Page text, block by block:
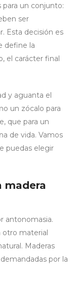
un conjunto:
ser
Esta decisión es
define la
el carácter final
y aguanta el
un zócalo para
que para un
de vida. Vamos
puedas elegir
madera
antonomasia.
otro material
Maderas
por la